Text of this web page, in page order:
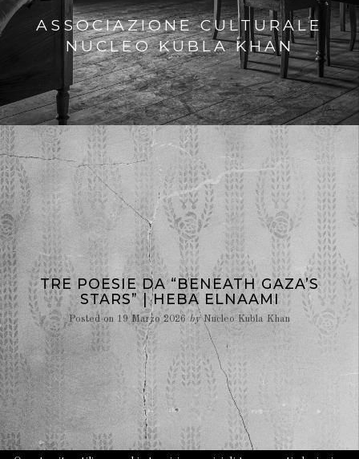
ASSOCIAZIONE CULTURALE
NUCLEO KUBLA KHAN
TRE POESIE DA “BENEATH GAZA’S
STARS” | HEBA ELNAAMI
Posted on 19 Marzo 2026byNucleo Kubla Khan